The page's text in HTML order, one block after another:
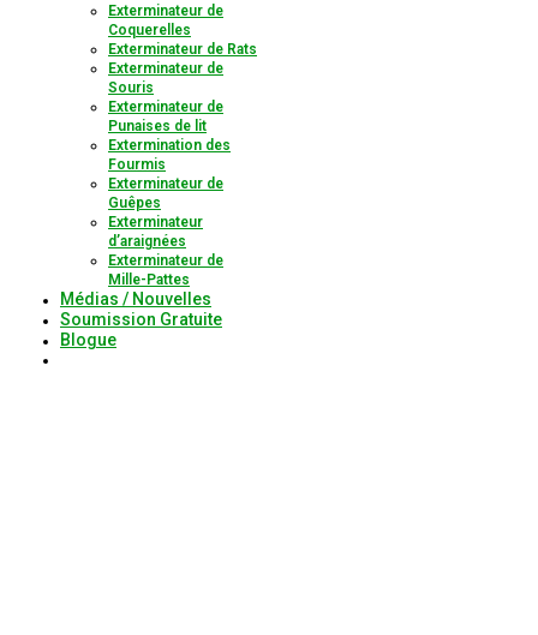
Exterminateur de
Coquerelles
Exterminateur de Rats
Exterminateur de
Souris
Exterminateur de
Punaises de lit
Extermination des
Fourmis
Exterminateur de
Guêpes
Exterminateur
d’araignées
Exterminateur de
Mille-Pattes
Médias / Nouvelles
Soumission Gratuite
Blogue